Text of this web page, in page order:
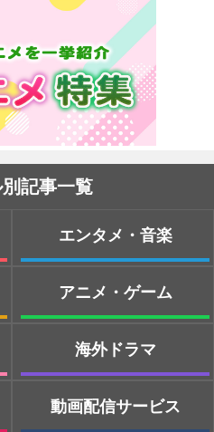
記事一覧
エンタメ・音楽
アニメ・ゲーム
海外ドラマ
動画配信サービス